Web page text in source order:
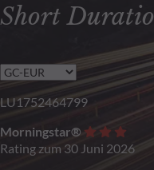
Short
LU1752464799
Morningstar®
Rating zum 30 Juni 2026